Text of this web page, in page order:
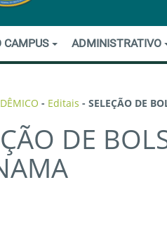
CAMPUS ADMINISTRATIVO
- Editais - SELEÇÃO DE
DE